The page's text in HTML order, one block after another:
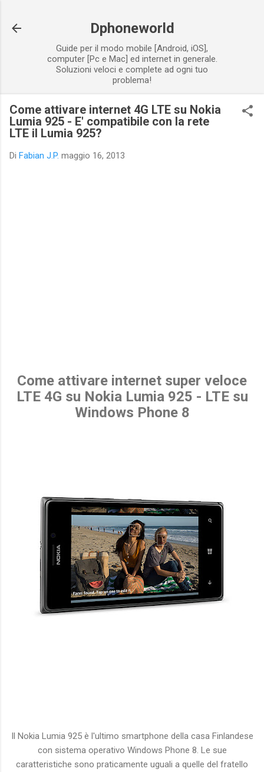
Dphoneworld
Guide per il modo mobile [Android, iOS],
computer [Pc e Mac] ed internet in generale.
Soluzioni veloci e complete ad ogni tuo
problema!
Come attivare internet 4G LTE su Nokia
Lumia 925 - E' compatibile con la rete
LTE il Lumia 925?
Di Fabian J.P. maggio 16, 2013
Come attivare internet super veloce
LTE 4G su Nokia Lumia 925 - LTE su
Windows Phone 8
Il Nokia Lumia 925 è l'ultimo smartphone della casa Finlandese
con sistema operativo Windows Phone 8. Le sue
caratteristiche sono praticamente uguali a quelle del fratello